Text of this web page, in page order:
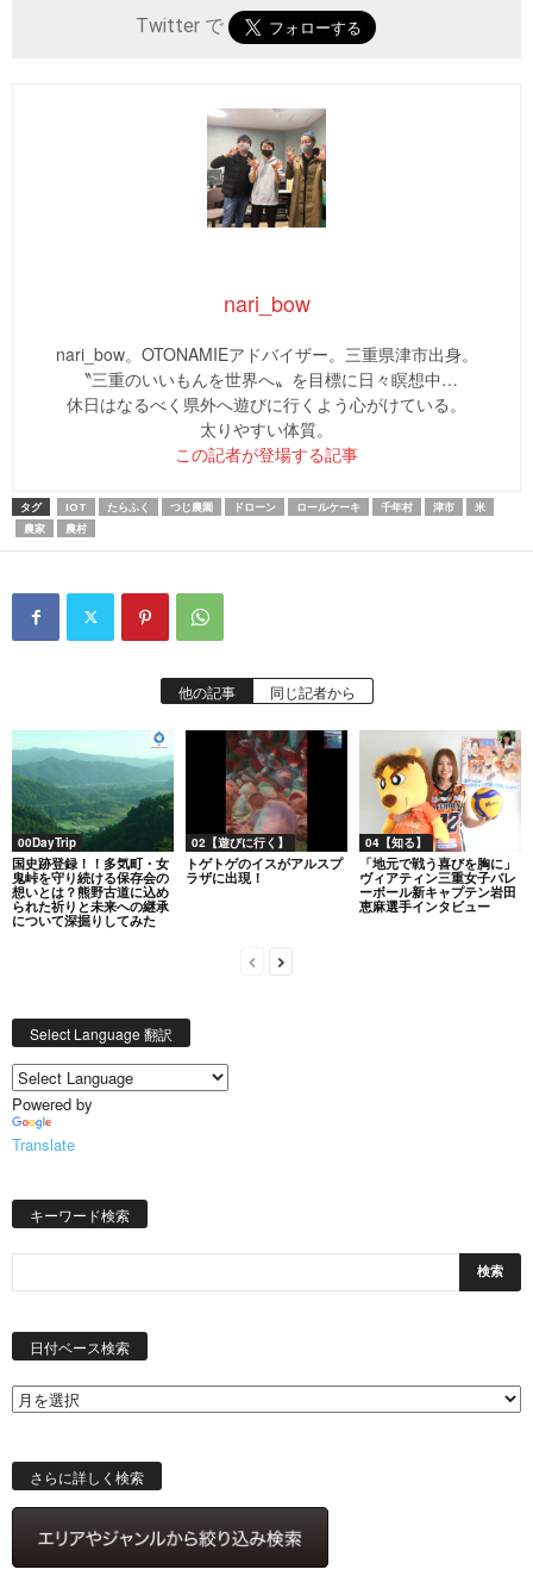
Twitter で
nari_bow
nari_bow。OTONAMIEアドバイザー。三重県津市出身。
〝三重のいいもんを世界へ〟を目標に日々瞑想中…
休日はなるべく県外へ遊びに行くよう心がけている。
太りやすい体質。
この記者が登場する記事
タグ IOT たらふく つじ農園 ドローン ロールケーキ 千年村 津市
米
農家
農村
他の記事 同じ記者から
00DayTrip
国史跡登録！！多気町・女
鬼峠を守り続ける保存会の
想いとは？熊野古道に込め
られた祈りと未来への継承
について深掘りしてみた
02【遊びに行く】
トゲトゲのイスがアルスプ
ラザに出現！
04【知る】
「地元で戦う喜びを胸に」
ヴィアティン三重女子バレ
ーボール新キャプテン岩田
恵麻選手インタビュー
Select Language 翻訳
Powered by
Translate
キーワード検索
日付ベース検索
ス
索
さらに詳しく検索